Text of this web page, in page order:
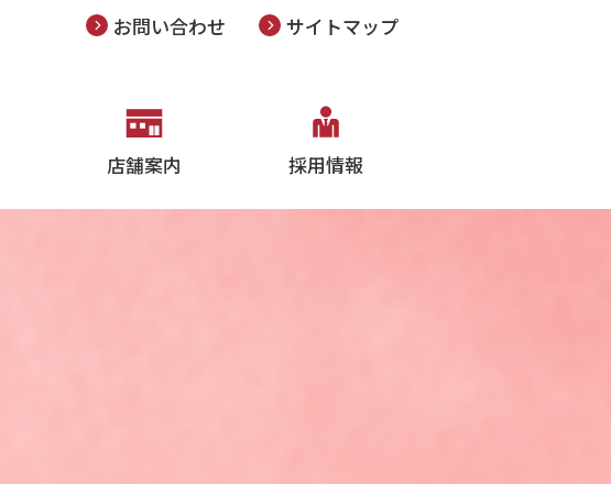
店舗案内 採用情報
お問い合わせ サイトマップ